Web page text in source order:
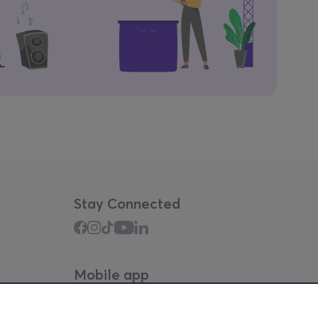
Stay Connected
Mobile app